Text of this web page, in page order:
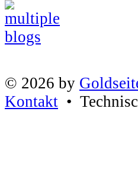
© 2026 by
Kontakt •